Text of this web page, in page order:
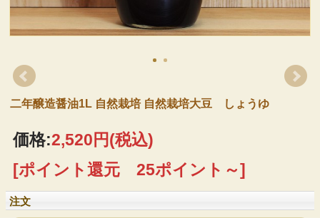
二年醸造醤油1L 自然栽培 自然栽培大豆 しょうゆ
価格:2,520円(税込)
[ポイント還元 25ポイント～]
注文